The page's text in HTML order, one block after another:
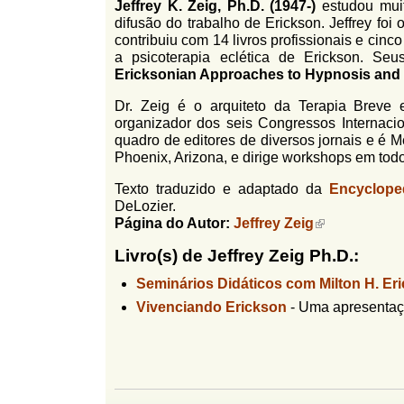
r
i
o
d
e
b
u
s
a
l
f
i
n
h
o
Jeffrey K. Zeig, Ph.D. (1947-) estudou
difusão do trabalho de Erickson. Jeffrey foi
contribuiu com 14 livros profissionais e
a psicoterapia eclética de Erickson.
Ericksonian Approaches to Hypnosis
Dr. Zeig é o arquiteto da Terapia Breve
organizador dos seis Congressos
quadro de editores de diversos jornais e é
Phoenix, Arizona, e dirige workshops em
Texto traduzido e adaptado da
DeLozier.
Página do Autor: Jeffrey Zeig
Livro(s) de Jeffrey Zeig Ph.D.:
Seminários Didáticos com Milton H.
Vivenciando Erickson - Uma